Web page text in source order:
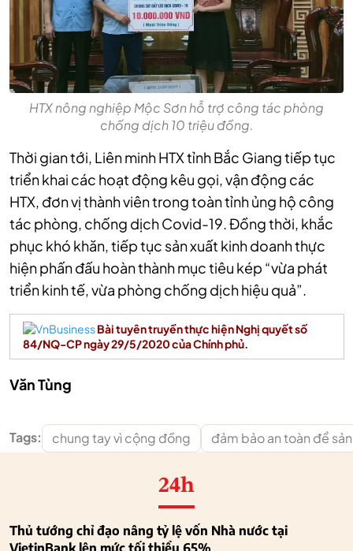
HTX nông nghiệp Mộc Sơn hỗ trợ công tác phòng
chống dịch 10 triệu đồng.
Thời gian tới, Liên minh HTX tỉnh Bắc Giang tiếp tục
triển khai các hoạt động kêu gọi, vận động các
HTX, đơn vị thành viên trong toàn tỉnh ủng hộ công
tác phòng, chống dịch Covid-19. Đồng thời, khắc
phục khó khăn, tiếp tục sản xuất kinh doanh thực
hiện phấn đấu hoàn thành mục tiêu kép “vừa phát
triển kinh tế, vừa phòng chống dịch hiệu quả”.
Bài tuyên truyền thực hiện Nghị quyết số
84/NQ-CP ngày 29/5/2020 của Chính phủ.
Văn Tùng
Tags: chung tay vì cộng đồng đảm bảo an toàn để
24h
Thủ tướng chỉ đạo nâng tỷ lệ vốn Nhà nước tại